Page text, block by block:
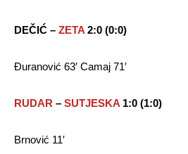
DEČIĆ – ZETA 2:0 (0:0)
Đuranović 63′ Camaj 71′
RUDAR – SUTJESKA 1:0 (1:0)
Brnović 11′